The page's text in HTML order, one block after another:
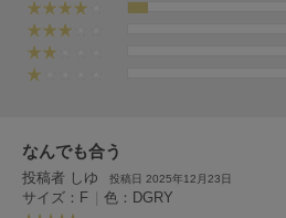
gelato pique Sleep
ジェラート ピケ スリープ
GRAMICCI
Henon.
へノン
なんでも合う
投稿者 しゆ 投稿日 2025年12月23日
サイズ：F | 色：DGRY